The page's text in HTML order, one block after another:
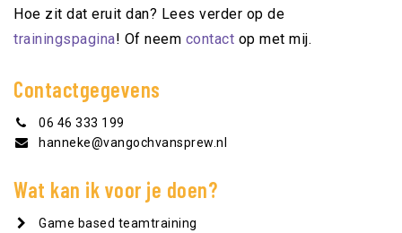
Hoe zit dat eruit dan? Lees verder op de
trainingspagina! Of neem contact op met mij.
Contactgegevens
06 46 333 199
hanneke@vangochvansprew.nl
Wat kan ik voor je doen?
Game based teamtraining